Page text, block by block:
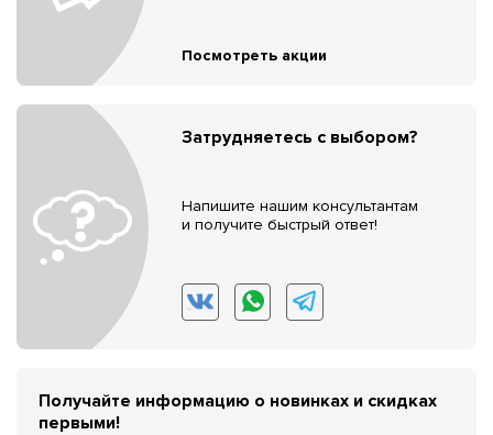
Посмотреть акции
Затрудняетесь с выбором?
Напишите нашим консультантам
и получите быстрый ответ!
Получайте информацию о новинках и скидках
первыми!